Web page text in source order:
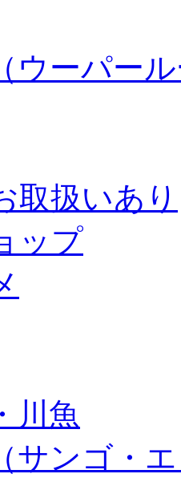
ウーパー
取扱いあり
ップ
川魚
サンゴ・